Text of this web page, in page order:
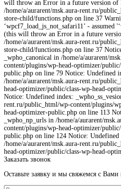
will throw an Error in a future version of
/home/a/aurarent/msk.aura-rent.ru/
store-child/functions.php on line 37
‘wpcf7_load_js_not_safari11’ - assumed
(this will throw an Error in a future
/home/a/aurarent/msk.aura-rent.ru/
store-child/functions.php on line 37
_wpho_canonical in /home/a/aurarent/
content/plugins/wp-head-optimizer/
public.php on line 79 Notice: Undefined
/home/a/aurarent/msk.aura-rent.ru/
head-optimizer/public/class-wp-head-
Notice: Undefined index:
rent.ru/public_html/wp-content/plugins/
head-optimizer-public.php on line 113
_wpho_np_urls in /home/a/aurarent/
content/plugins/wp-head-optimizer/
public.php on line 124 Notice:
/home/a/aurarent/msk.aura-rent.ru/
head-optimizer/public/class-wp-head-
Заказать звонок
Оставьте заявку и мы свяжемся с